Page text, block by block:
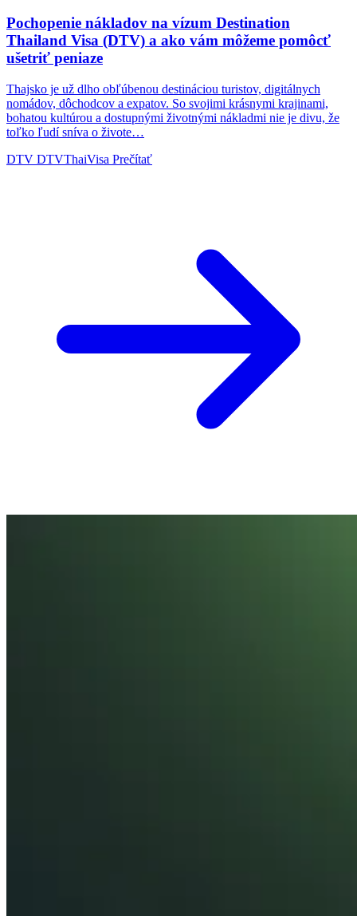
Pochopenie nákladov na vízum Destination
Thailand Visa (DTV) a ako vám môžeme pomôcť
ušetriť peniaze
Thajsko je už dlho obľúbenou destináciou turistov, digitálnych
nomádov, dôchodcov a expatov. So svojimi krásnymi krajinami,
bohatou kultúrou a dostupnými životnými nákladmi nie je divu, že
toľko ľudí sníva o živote…
DTV DTVThaiVisa Prečítať